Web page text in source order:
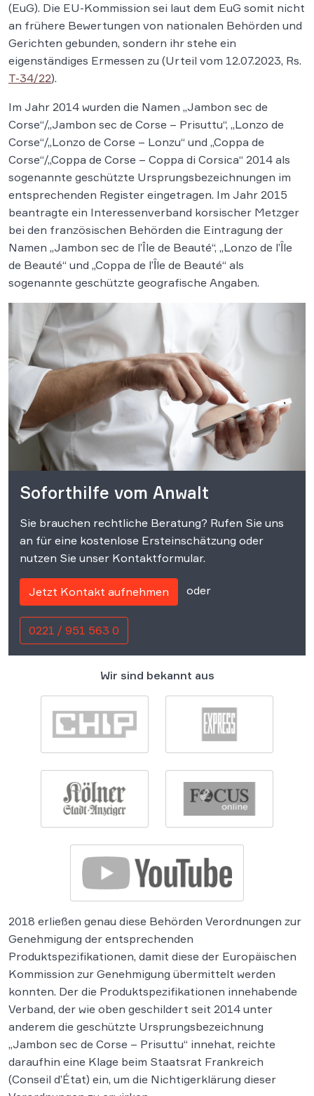
(EuG). Die EU-Kommission sei laut dem EuG somit nicht
an frühere Bewertungen von nationalen Behörden und
Gerichten gebunden, sondern ihr stehe ein
eigenständiges Ermessen zu (Urteil vom 12.07.2023, Rs.
T-34/22).
Im Jahr 2014 wurden die Namen „Jambon sec de
Corse“/„Jambon sec de Corse – Prisuttu“, „Lonzo de
Corse“/„Lonzo de Corse – Lonzu“ und „Coppa de
Corse“/„Coppa de Corse – Coppa di Corsica“ 2014 als
sogenannte geschützte Ursprungsbezeichnungen im
entsprechenden Register eingetragen. Im Jahr 2015
beantragte ein Interessenverband korsischer Metzger
bei den französischen Behörden die Eintragung der
Namen „Jambon sec de l’Île de Beauté“, „Lonzo de l’Ȋle
de Beauté“ und „Coppa de l’Ȋle de Beauté“ als
sogenannte geschützte geografische Angaben.
Soforthilfe vom Anwalt
Sie brauchen rechtliche Beratung? Rufen Sie uns
an für eine kostenlose Ersteinschätzung oder
nutzen Sie unser Kontaktformular.
Jetzt Kontakt aufnehmen oder
0221 / 951 563 0
Wir sind bekannt aus
2018 erließen genau diese Behörden Verordnungen zur
Genehmigung der entsprechenden
Produktspezifikationen, damit diese der Europäischen
Kommission zur Genehmigung übermittelt werden
konnten. Der die Produktspezifikationen innehabende
Verband, der wie oben geschildert seit 2014 unter
anderem die geschützte Ursprungsbezeichnung
„Jambon sec de Corse – Prisuttu“ innehat, reichte
daraufhin eine Klage beim Staatsrat Frankreich
(Conseil d’État) ein, um die Nichtigerklärung dieser